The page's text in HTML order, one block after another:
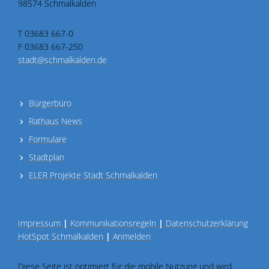
98574 Schmalkalden
T 03683 667-0
F 03683 667-250
stadt@schmalkalden.de
Bürgerbüro
Rathaus News
Formulare
Stadtplan
ELER Projekte Stadt Schmalkalden
Impressum | Kommunikationsregeln | Datenschutzerklärung
HotSpot Schmalkalden | Anmelden
Diese Seite ist optimiert für die mobile Nutzung und wird